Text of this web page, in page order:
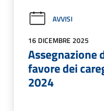
AVVISI
16 DICEMBRE 2025
Assegnazione
favore dei
2024